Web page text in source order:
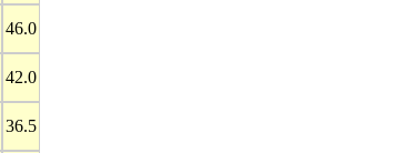
46.0
42.0
36.5